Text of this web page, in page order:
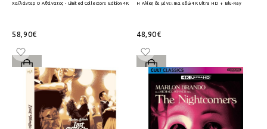
Χαϊλάντερ Ο Αθάνατος - Limited Collectors Edition 4K Ultra HD + Blu-Ray
58,90€
Η Αλίκη δε μένει πια εδώ 4K Ultra HD + Blu-Ray
48,90€